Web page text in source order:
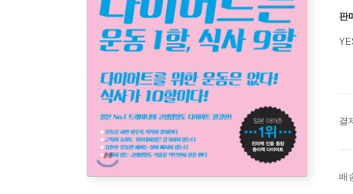
판
결
배